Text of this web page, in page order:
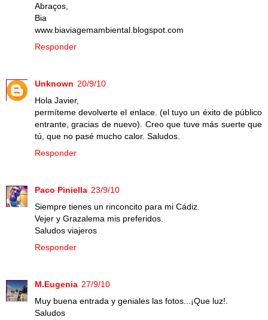
Abraços,
Bia
www.biaviagemambiental.blogspot.com
Responder
Unknown 20/9/10
Hola Javier,
permíteme devolverte el enlace. (el tuyo un éxito de público
entrante, gracias de nuevo). Creo que tuve más suerte que
tú, que no pasé mucho calor. Saludos.
Responder
Paco Piniella 23/9/10
Siempre tienes un rinconcito para mi Cádiz.
Vejer y Grazalema mis preferidos.
Saludos viajeros
Responder
M.Eugenia 27/9/10
Muy buena entrada y geniales las fotos...¡Que luz!.
Saludos